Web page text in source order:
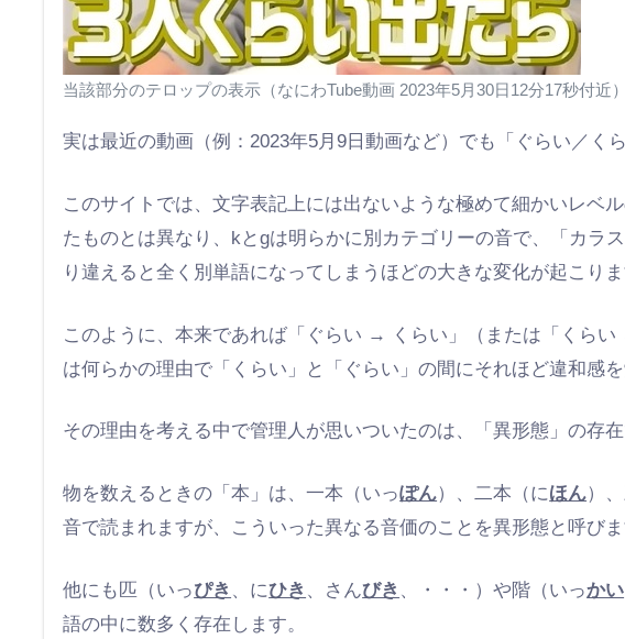
当該部分のテロップの表示（なにわTube動画 2023年5月30日12分17秒付近）
実は最近の動画（例：2023年5月9日動画など）でも「ぐらい／
このサイトでは、文字表記上には出ないような極めて細かいレベ
たものとは異なり、kとgは明らかに別カテゴリーの音で、「カラ
り違えると全く別単語になってしまうほどの大きな変化が起こりま
このように、本来であれば「ぐらい → くらい」（または「くら
は何らかの理由で「くらい」と「ぐらい」の間にそれほど違和感
その理由を考える中で管理人が思いついたのは、「異形態」の存在
物を数えるときの「本」は、一本（いっぽん）、二本（にほん）
音で読まれますが、こういった異なる音価のことを異形態と呼び
他にも匹（いっぴき 、にひき 、さんびき 、・・・）や階（いっかい
語の中に数多く存在します。